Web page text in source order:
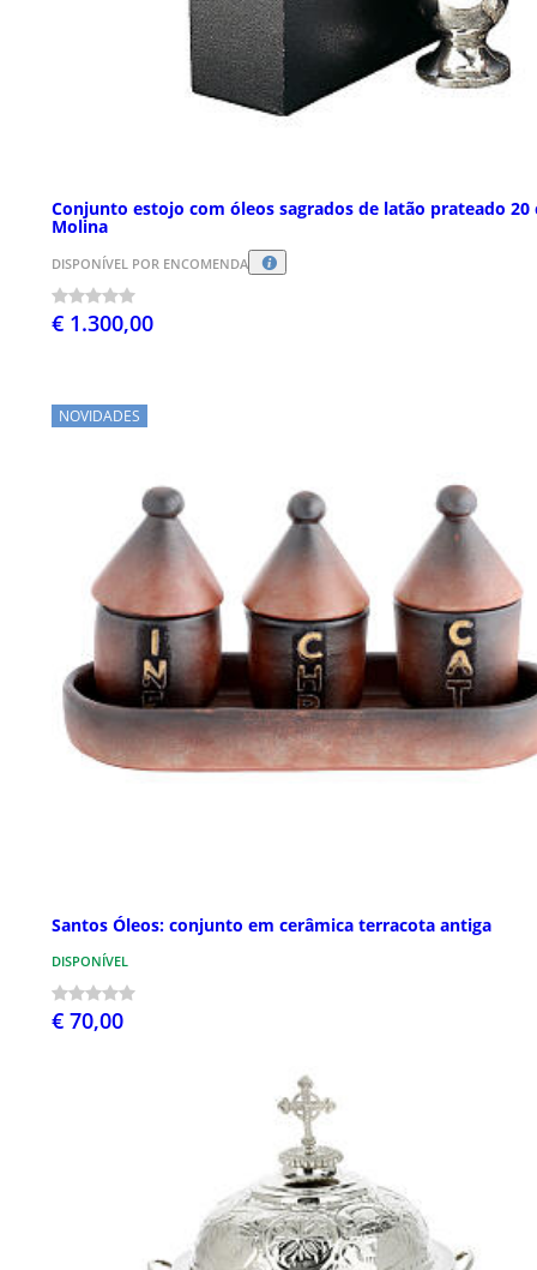
Conjunto estojo com óleos sagrados de latão prateado 20
Molina
DISPONÍVEL POR ENCOMENDA
€ 1.300,00
NOVIDADES
Santos Óleos: conjunto em cerâmica terracota antiga
DISPONÍVEL
€ 70,00